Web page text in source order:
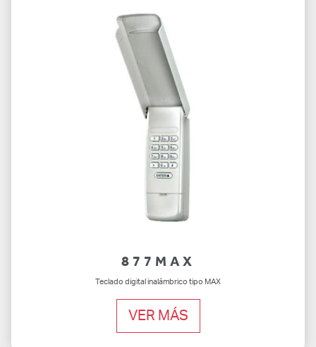
877MAX
Teclado digital inalámbrico tipo MAX
VER MÁS